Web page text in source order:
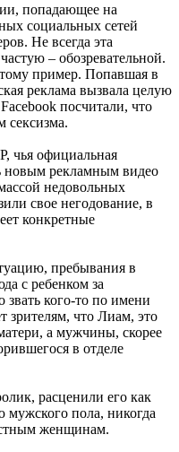
попадающее на
социальных сетей
Не всегда эта
– обозревательной.
пример. Попавшая в
реклама вызвала целую
Facebook посчитали, что
сексизма.
чья официальная
новым рекламным видео
недовольных
свое негодование, в
конкретные
пребывания в
с ребенком за
звать кого-то по имени
зрителям, что Лиам, это
а мужчины, скорее
в отделе
расценили его как
мужского пола, никогда
женщинам.